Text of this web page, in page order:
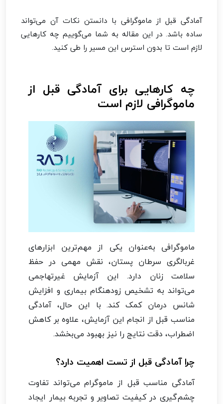
آمادگی قبل از ماموگرافی با دانستن نکات آن می‌تواند
ساده باشد. در این مقاله به شما می‌گوییم چه کارهایی
لازم است تا بدون استرس این مسیر را طی کنید.
چه کارهایی برای آمادگی قبل از
ماموگرافی لازم است
ماموگرافی به‌عنوان یکی از مهم‌ترین ابزارهای
غربالگری سرطان پستان، نقش مهمی در حفظ
سلامت زنان دارد. این آزمایش غیرتهاجمی
می‌تواند به تشخیص زودهنگام بیماری و افزایش
شانس درمان کمک کند. با این حال، آمادگی
مناسب قبل از انجام این آزمایش، علاوه بر کاهش
اضطراب، دقت نتایج را نیز بهبود می‌بخشد.
چرا آمادگی قبل از تست اهمیت دارد؟
آمادگی مناسب قبل از ماموگرام می‌تواند تفاوت
چشم‌گیری در کیفیت تصاویر و تجربه بیمار ایجاد